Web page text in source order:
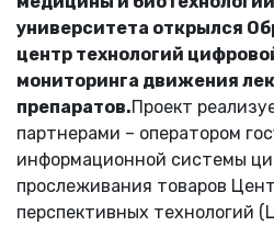
университета открылся
центр технологий
мониторинга движения
препаратов.Проект
партнерами – оператором
информационной системы
прослеживания товаров
перспективных технологий